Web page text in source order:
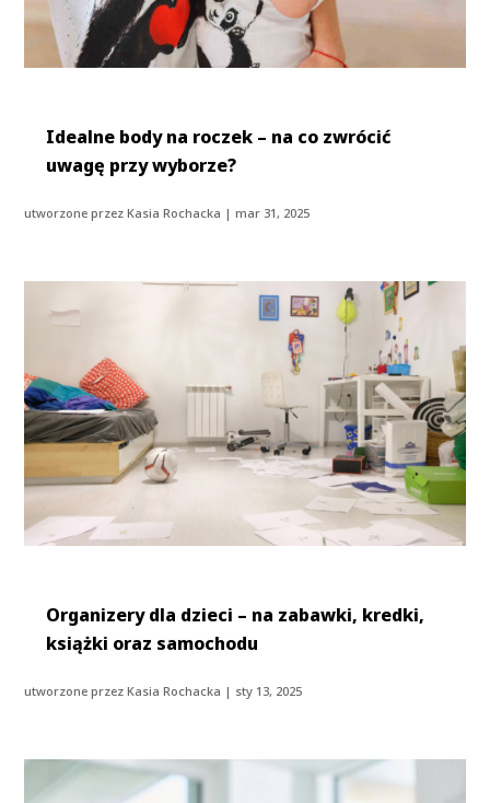
Idealne body na roczek – na co zwrócić
uwagę przy wyborze?
utworzone przezKasia Rochacka |mar 31, 2025
Organizery dla dzieci – na zabawki, kredki,
książki oraz samochodu
utworzone przezKasia Rochacka | sty 13, 2025